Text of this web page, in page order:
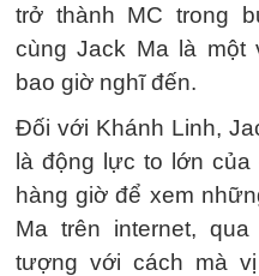
trở thành MC trong
cùng Jack Ma là
bao giờ nghĩ đến.
Đối với Khánh Linh,
là động lực to lớn
hàng giờ để xem
Ma trên internet,
tượng với cách mà